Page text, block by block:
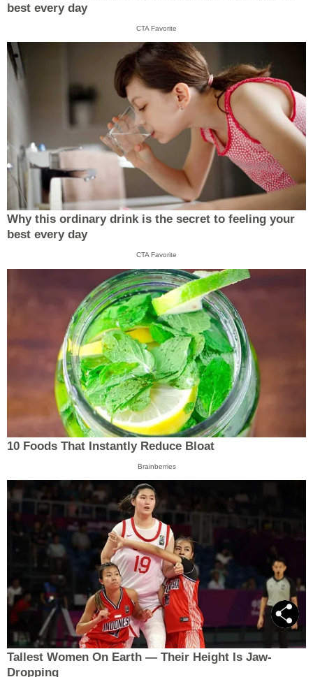
best every day
CTA Favorite
Why this ordinary drink is the secret to feeling your
best every day
CTA Favorite
10 Foods That Instantly Reduce Bloat
Brainberries
Tallest Women On Earth — Their Height Is Jaw-
Dropping